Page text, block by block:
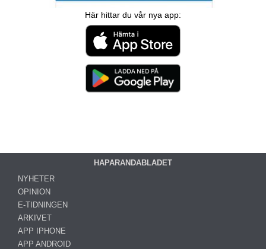
Här hittar du vår nya app:
HAPARANDABLADET
NYHETER
OPINION
E-TIDNINGEN
ARKIVET
APP IPHONE
APP ANDROID